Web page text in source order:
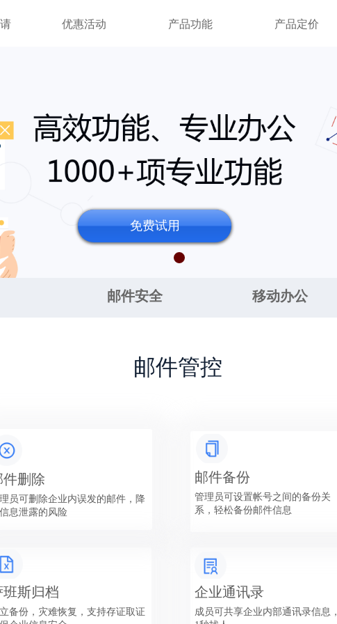
优惠活动 产品功能 产品定价
免费试用
移动办公
邮件安全
邮件管控
邮件备份
管理员可设置帐号之间的备份关
系，轻松备份邮件信息
件删除
员可删除企业内误发的邮件，降
息泄露的风险
班斯归档
备份，灾难恢复，支持存证取证
企业通讯录
成员可共享企业内部通讯录信息，